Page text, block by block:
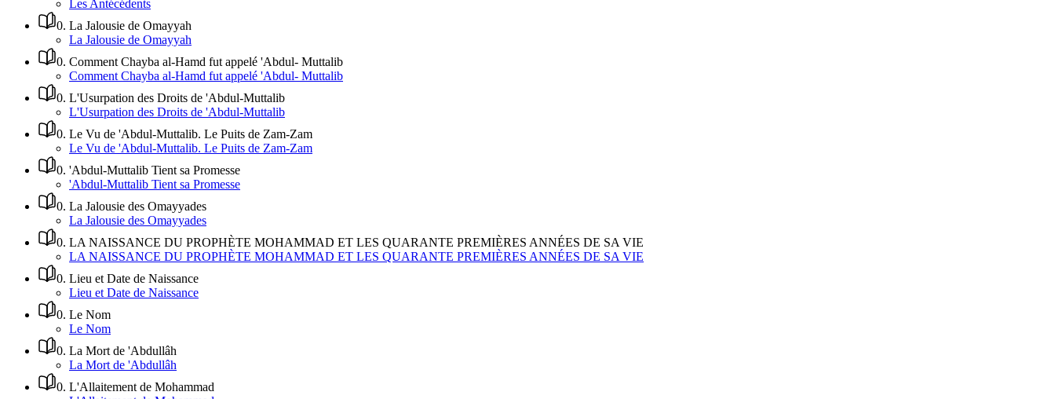
Les Antécédents
0. La Jalousie de Omayyah
La Jalousie de Omayyah
0. Comment Chayba al-Hamd fut appelé 'Abdul- Muttalib
Comment Chayba al-Hamd fut appelé 'Abdul- Muttalib
0. L'Usurpation des Droits de 'Abdul-Muttalib
L'Usurpation des Droits de 'Abdul-Muttalib
0. Le Vu de 'Abdul-Muttalib. Le Puits de Zam-Zam
Le Vu de 'Abdul-Muttalib. Le Puits de Zam-Zam
0. 'Abdul-Muttalib Tient sa Promesse
'Abdul-Muttalib Tient sa Promesse
0. La Jalousie des Omayyades
La Jalousie des Omayyades
0. LA NAISSANCE DU PROPHÈTE MOHAMMAD ET LES QUARANTE PREMIÈRES ANNÉES DE SA VIE
LA NAISSANCE DU PROPHÈTE MOHAMMAD ET LES QUARANTE PREMIÈRES ANNÉES DE SA VIE
0. Lieu et Date de Naissance
Lieu et Date de Naissance
0. Le Nom
Le Nom
0. La Mort de 'Abdullâh
La Mort de 'Abdullâh
0. L'Allaitement de Mohammad